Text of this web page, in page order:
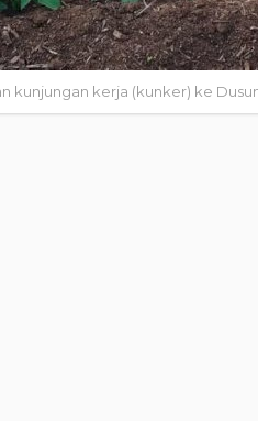
kunjungan kerja (kunker) ke